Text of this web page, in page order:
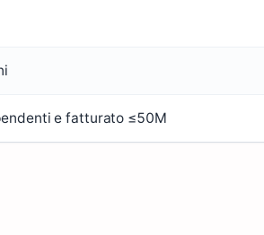
e fatturato ≤50M